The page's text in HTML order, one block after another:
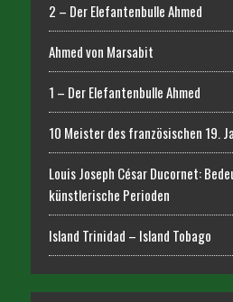
2 – Der Elefantenbulle Ahmed
Ahmed von Marsabit
1 – Der Elefantenbulle Ahmed
10 Meister des französischen 19.
Louis Joseph César Ducornet:
künstlerische Perioden
Island Trinidad – Island Tobago